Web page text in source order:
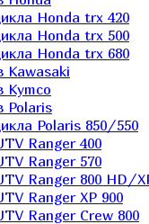
Honda trx 420
Honda trx 500
Honda trx 680
Kawasaki
Kymco
Polaris
Polaris 850/550
Ranger 400
Ranger 570
Ranger 800 HD/
Ranger XP 900
Ranger Сrew 800